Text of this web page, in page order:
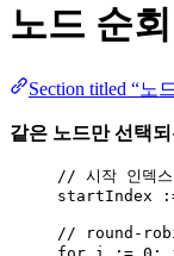
노드 순
Section titled “노
같은 노드만 선택되
// 시작 인덱스
startIndex
// round-